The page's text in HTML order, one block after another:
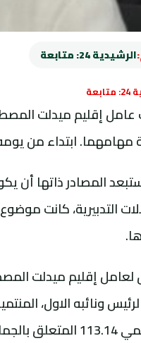
الرشيدية 24: متابعة
إقليم ميدلت
ابتداء من يومه الخميس 6 ابريل 2023. حسب ما
المصادر ذاتها أن
التدبيرية، كانت
إقليم ميدلت
الترابية.